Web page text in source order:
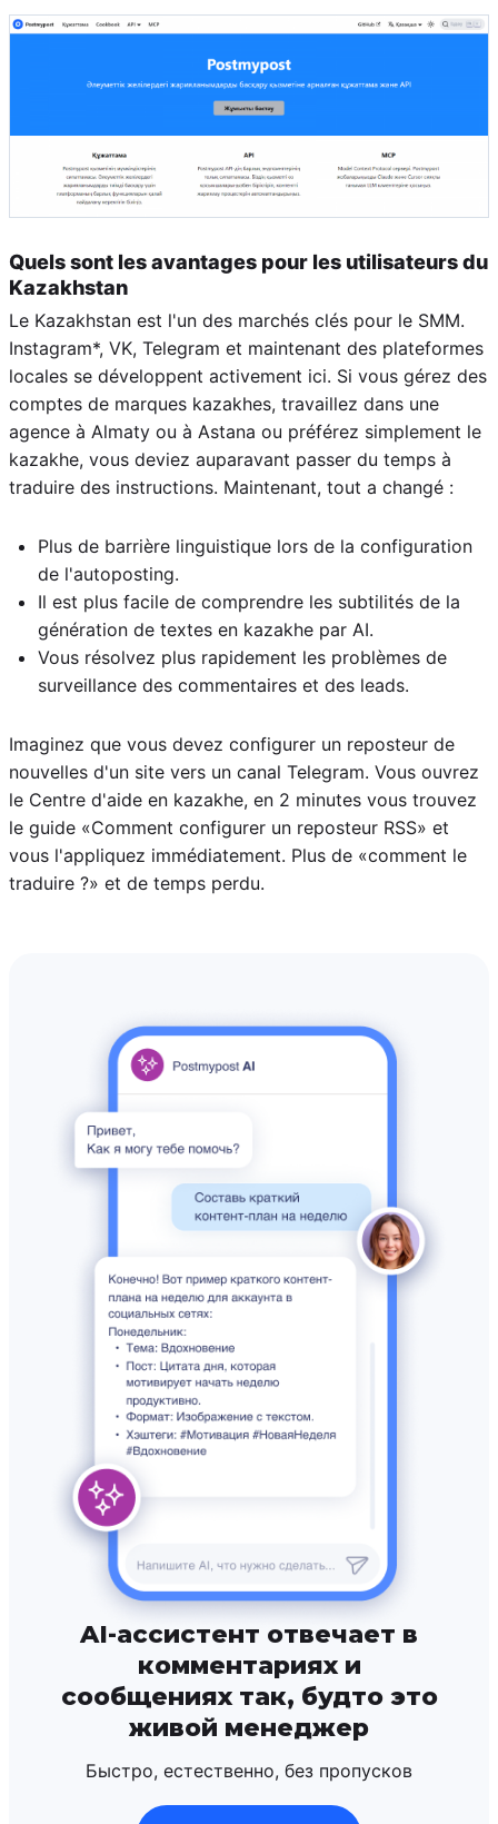
Quels sont les avantages pour les utilisateurs du
Kazakhstan
Le Kazakhstan est l'un des marchés clés pour le SMM.
Instagram*, VK, Telegram et maintenant des plateformes
locales se développent activement ici. Si vous gérez des
comptes de marques kazakhes, travaillez dans une
agence à Almaty ou à Astana ou préférez simplement le
kazakhe, vous deviez auparavant passer du temps à
traduire des instructions. Maintenant, tout a changé :
Plus de barrière linguistique lors de la configuration
de l'autoposting.
Il est plus facile de comprendre les subtilités de la
génération de textes en kazakhe par AI.
Vous résolvez plus rapidement les problèmes de
surveillance des commentaires et des leads.
Imaginez que vous devez configurer un reposteur de
nouvelles d'un site vers un canal Telegram. Vous ouvrez
le Centre d'aide en kazakhe, en 2 minutes vous trouvez
le guide «Comment configurer un reposteur RSS» et
vous l'appliquez immédiatement. Plus de «comment le
traduire ?» et de temps perdu.
AI-ассистент отвечает в
комментариях и
сообщениях так, будто это
живой менеджер
Быстро, естественно, без пропусков